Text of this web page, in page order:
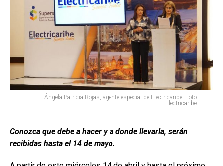
Ángela Patricia Rojas, agente especial de Electricaribe. Foto:
Electricaribe.
Conozca que debe a hacer y a donde llevarla, serán
recibidas hasta el 14 de mayo.